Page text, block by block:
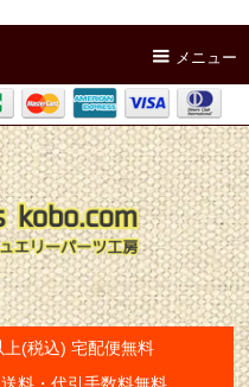
メニュー
(税込) 宅配便無料
料・代引手数料無料